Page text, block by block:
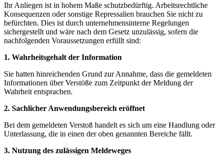
Ihr Anliegen ist in hohem Maße schutzbedürftig. Arbeitsrechtliche
Konsequenzen oder sonstige Repressalien brauchen Sie nicht zu
befürchten. Dies ist durch unternehmensinterne Regelungen
sichergestellt und wäre nach dem Gesetz unzulässig, sofern die
nachfolgenden Voraussetzungen erfüllt sind:
1. Wahrheitsgehalt der Information
Sie hatten hinreichenden Grund zur Annahme, dass die gemeldeten
Informationen über Verstöße zum Zeitpunkt der Meldung der
Wahrheit entsprachen.
2. Sachlicher Anwendungsbereich eröffnet
Bei dem gemeldeten Verstoß handelt es sich um eine Handlung oder
Unterlassung, die in einen der oben genannten Bereiche fällt.
3. Nutzung des zulässigen Meldeweges